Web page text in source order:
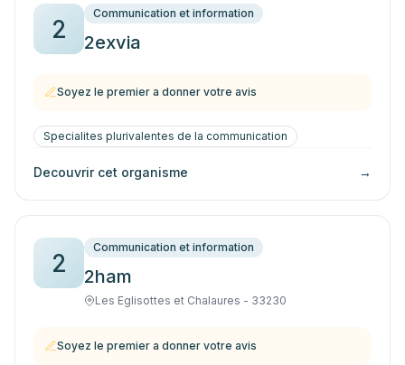
2
Communication et information
2exvia
Soyez le premier a donner votre avis
Specialites plurivalentes de la communication
Decouvrir cet organisme →
2
Communication et information
2ham
Les Eglisottes et Chalaures - 33230
Soyez le premier a donner votre avis